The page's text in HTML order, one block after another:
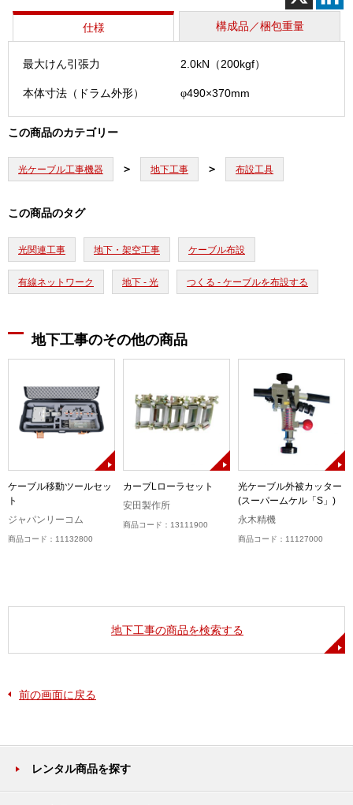
仕様 構成品／梱包重量
最大けん引張力 2.0kN（200kgf）
本体寸法（ドラム外形） φ490×370mm
この商品のカテゴリー
光ケーブル工事機器 地下工事 布設工具
この商品のタグ
光関連工事 地下・架空工事 ケーブル布設
有線ネットワーク 地下 - 光 つくる - ケーブルを布設する
地下工事のその他の商品
ケーブル移動ツールセッ
ト
ジャパンリーコム
商品コード：11132800
カーブLローラセット
安田製作所
商品コード：13111900
光ケーブル外被カッター
(スーパームケル「S」)
永木精機
商品コード：11127000
地下工事の商品を検索する
前の画面に戻る
レンタル商品を探す